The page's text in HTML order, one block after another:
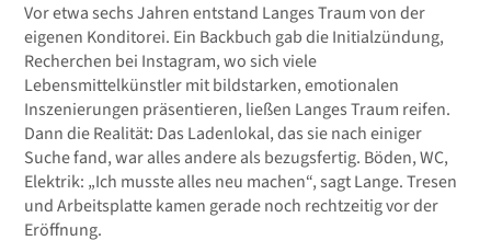
Vor etwa sechs Jahren entstand Langes Traum von der
eigenen Konditorei. Ein Backbuch gab die Initialzündung,
Recherchen bei Instagram, wo sich viele
Lebensmittelkünstler mit bildstarken, emotionalen
Inszenierungen präsentieren, ließen Langes Traum reifen.
Dann die Realität: Das Ladenlokal, das sie nach einiger
Suche fand, war alles andere als bezugsfertig. Böden, WC,
Elektrik: „Ich musste alles neu machen“, sagt Lange. Tresen
und Arbeitsplatte kamen gerade noch rechtzeitig vor der
Eröffnung.